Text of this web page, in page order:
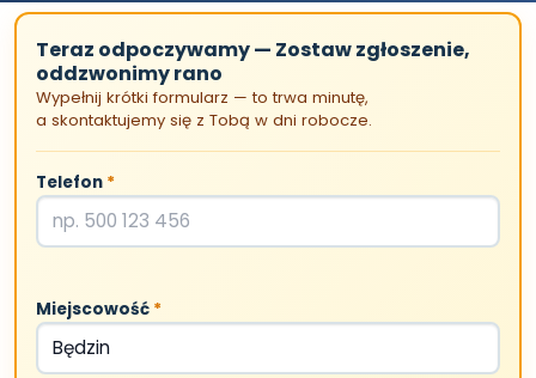
MAZOWSZE
Serwis AGD Warszawa
Naprawa zmywarek Warszawa
Naprawa Pralek Warszawa
Pruszków
Wołomin
Zielonka
DOLNY ŚLĄSK
Teraz odpoczywamy — Zostaw zgłoszenie,
oddzwonimy rano
Wypełnij krótki formularz — to trwa minutę,
a skontaktujemy się z Tobą w dni robocze.
Telefon *
Miejscowość *